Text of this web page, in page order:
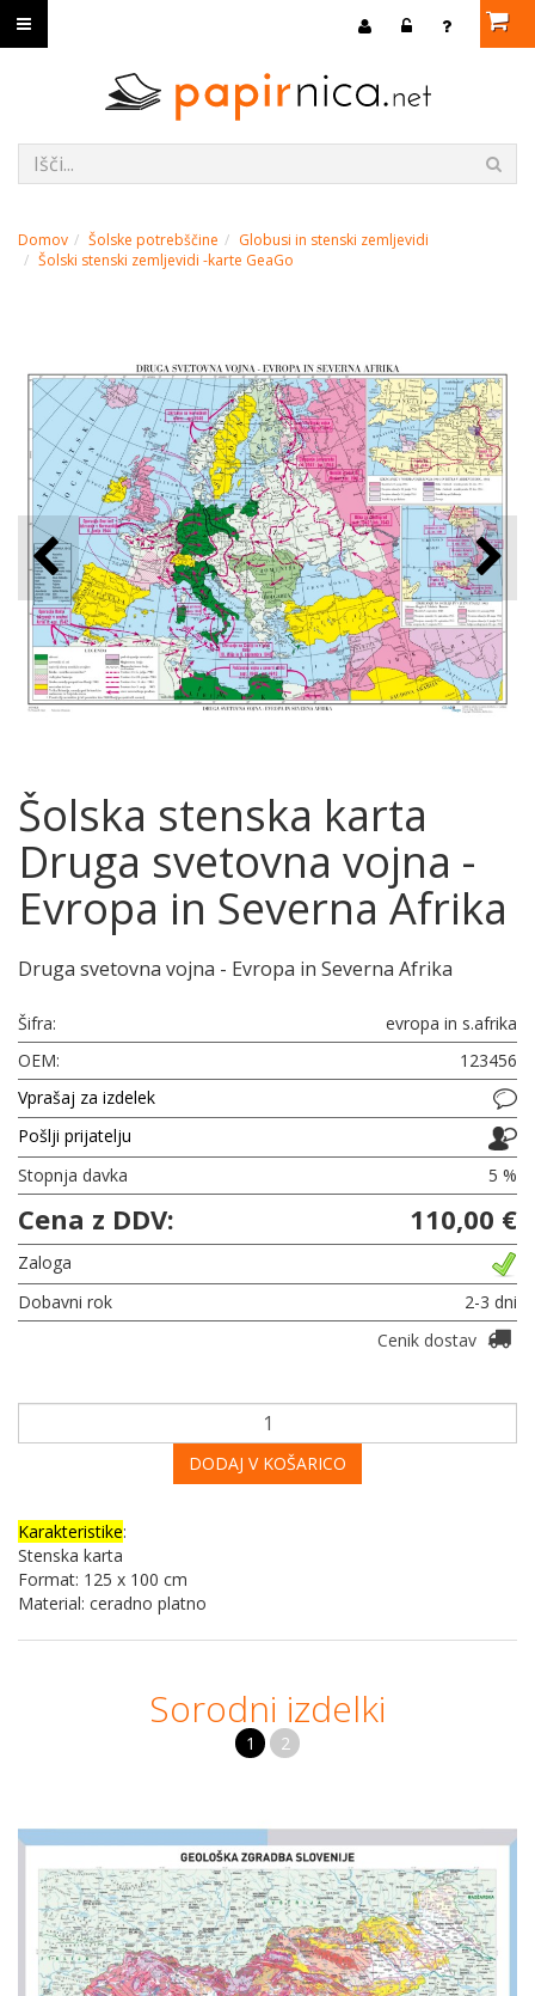
Domov Šolske potrebščine
Globusi in stenski zemljevidi
Šolski stenski zemljevidi -karte GeaGo
Šolska stenska karta
Druga svetovna vojna -
Evropa in Severna Afrika
Druga svetovna vojna - Evropa in Severna Afrika
Šifra:
evropa in s.afrika
OEM:
123456
Vprašaj za izdelek
Pošlji prijatelju
Stopnja davka
5 %
Cena z DDV: 110,00 €
Zaloga
Dobavni rok
2-3 dni
Cenik dostav
DODAJ V KOŠARICO
Karakteristike:
Stenska karta
Format: 125 x 100 cm
Material: ceradno platno
Sorodni izdelki
1 2